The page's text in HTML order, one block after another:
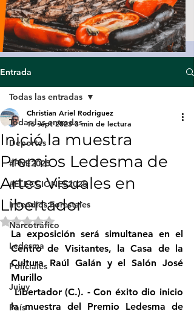
Entrada
Todas las entradas
Deportes
#FNE2025
#ELECCIONES2025
Incendios Forestales
Narcotráfico
Ledesma
Policiales
Jujuy
País
Todas las entradas
Inició la muestra
Premios Ledesma de
Artes Visuales en
Libertador
Christian Ariel Rodriguez
15 sept 2023 3 min de lectura
Obtuvo NaN de 5 estrellas.
La exposición será simultanea en el
Centro de Visitantes, la Casa de la
Cultura Raúl Galán y el Salón José
Murillo
Libertador (C.). - Con éxito dio inicio
la muestra del Premio Ledesma de